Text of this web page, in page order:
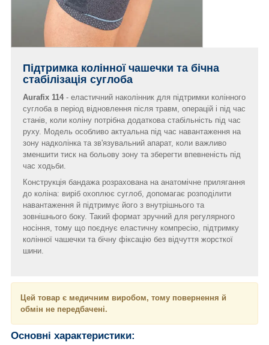
Підтримка колінної чашечки та бічна
стабілізація суглоба
Aurafix 114 - еластичний наколінник для підтримки колінного
суглоба в період відновлення після травм, операцій і під час
станів, коли коліну потрібна додаткова стабільність під час
руху. Модель особливо актуальна під час навантаження на
зону надколінка та зв'язувальний апарат, коли важливо
зменшити тиск на больову зону та зберегти впевненість під
час ходьби.
Конструкція бандажа розрахована на анатомічне прилягання
до коліна: виріб охоплює суглоб, допомагає розподілити
навантаження й підтримує його з внутрішнього та
зовнішнього боку. Такий формат зручний для регулярного
носіння, тому що поєднує еластичну компресію, підтримку
колінної чашечки та бічну фіксацію без відчуття жорсткої
шини.
Цей товар є медичним виробом, тому повернення й
обмін не передбачені.
Основні характеристики: